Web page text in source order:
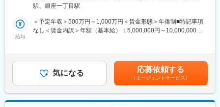
なくてもご就業いただけます。
場合、お子様の通院やご都合に合わせて業務時間を調整できま
す。
・会議や打ち合わせで必要な時は大阪・東京等へ出張（宿泊も伴
います）が発生します。
※国内出張の頻度は1~3回/年です。（海外出張はほとんどありませ
ん。）
略を設計する上流ポジションです。
・クライアントの基本戦略を踏まえた薬事戦略の立案
・日米欧（MHLW／PMDA・FDA・EMA）を横断したグローバル
・三極規制当局との事前相談を含むリエゾン業務および規制動向
の調査・分析・アドバイス
・新薬ライセンス導入時のデューデリジェンス対応
13階 受動喫煙対策：屋内全面禁煙変更の範囲：無
駅、銀座一丁目駅
給与
＜予定年収＞500万円～1,000万円＜賃金形態＞年俸制■特記事項
なし＜賃金内訳＞年額（基本給）：5,000,000円～10,000,000円
額であり、選考を通じて上下する可能性があります。月給(月額)は
固定手当を含めた表記です。
気になる 応募依頼する
（エージェントサービス）